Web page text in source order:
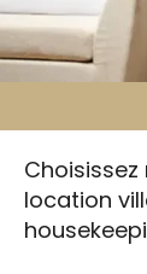
location